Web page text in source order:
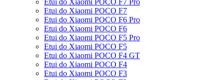
Etui do Xiaomi POCO F7 Pro
Etui do Xiaomi POCO F7
Etui do Xiaomi POCO F6 Pro
Etui do Xiaomi POCO F6
Etui do Xiaomi POCO F5 Pro
Etui do Xiaomi POCO F5
Etui do Xiaomi POCO F4 GT
Etui do Xiaomi POCO F4
Etui do Xiaomi POCO F3